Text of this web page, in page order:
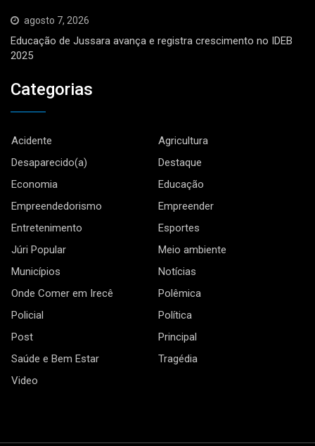
agosto 7, 2026
Educação de Jussara avança e registra crescimento no IDEB
2025
Categorias
Acidente
Agricultura
Desaparecido(a)
Destaque
Economia
Educação
Empreendedorismo
Empreender
Entretenimento
Esportes
Júri Popular
Meio ambiente
Municípios
Notícias
Onde Comer em Irecê
Polêmica
Policial
Política
Post
Principal
Saúde e Bem Estar
Tragédia
Video